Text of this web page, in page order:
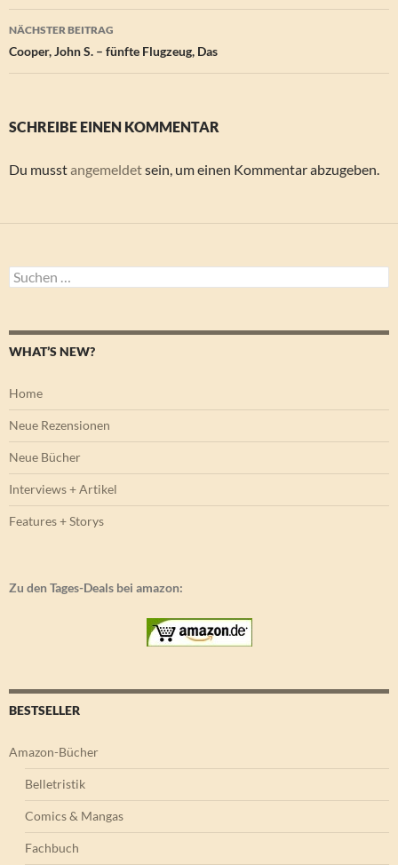
NÄCHSTER BEITRAG
Cooper, John S. – fünfte Flugzeug, Das
SCHREIBE EINEN KOMMENTAR
Du musstangemeldetsein, um einen Kommentar abzugeben.
Suchen
nach:
WHAT’S NEW?
Home
Neue Rezensionen
Neue Bücher
Interviews + Artikel
Features + Storys
Zu den Tages-Deals bei amazon:
BESTSELLER
Amazon-Bücher
Belletristik
Comics & Mangas
Fachbuch